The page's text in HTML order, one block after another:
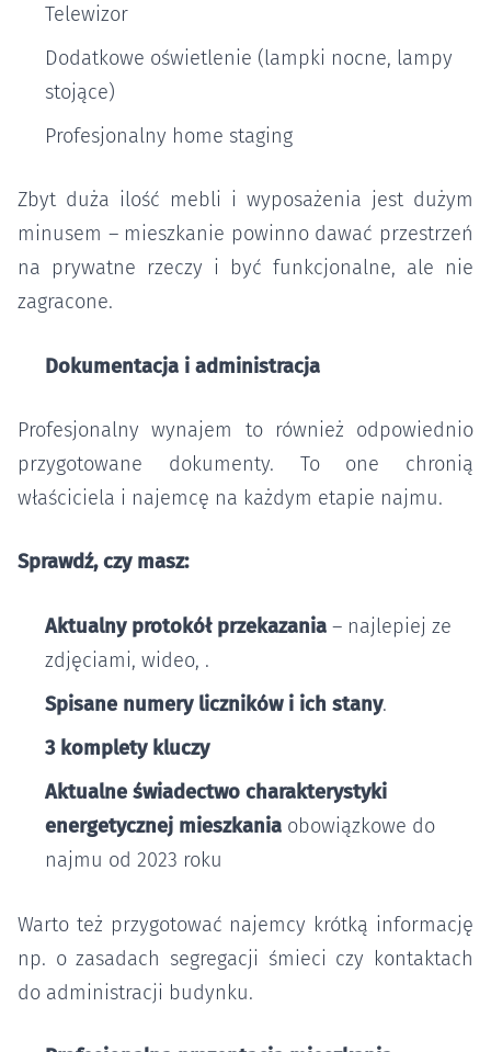
Telewizor
Dodatkowe oświetlenie (lampki nocne, lampy
stojące)
Profesjonalny home staging
Zbyt duża ilość mebli i wyposażenia jest dużym
minusem – mieszkanie powinno dawać przestrzeń
na prywatne rzeczy i być funkcjonalne, ale nie
zagracone.
Dokumentacja i administracja
Profesjonalny wynajem to również odpowiednio
przygotowane dokumenty. To one chronią
właściciela i najemcę na każdym etapie najmu.
Sprawdź, czy masz:
Aktualny protokół przekazania– najlepiej ze
zdjęciami, wideo, .
Spisane numery liczników i ich stany.
3 komplety kluczy
Aktualne świadectwo charakterystyki
energetycznej mieszkania obowiązkowe do
najmu od 2023 roku
Warto też przygotować najemcy krótką informację
np. o zasadach segregacji śmieci czy kontaktach
do administracji budynku.